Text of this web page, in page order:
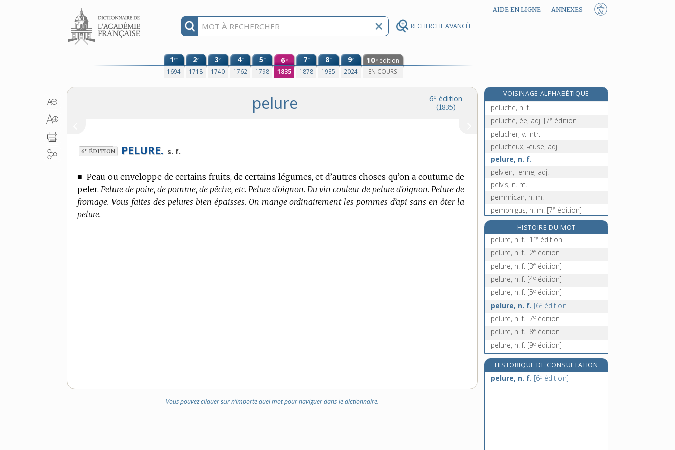
RECHERCHE AVANCÉE
Aller au contenu AIDE EN LIGNE ANNEXES
1re
1694
2e
1718
3e
1740
4e
1762
5e
1798
6e
1835
7e
1878
8e
1935
9e
2024
10e édition
EN COURS
6e édition
(1835)
pelure
6e ÉDITION PELURE. s. f.
■Peau ou enveloppe de certains fruits, de certains légumes, et d’autres choses qu’on a coutume de
peler. Pelure de poire, de pomme, de pêche, etc. Pelure d’oignon. Du vin couleur de pelure d’oignon. Pelure de
fromage. Vous faites des pelures bien épaisses. On mange ordinairement les pommes d’api sans en ôter la
pelure.
Vous pouvez cliquer sur n’importe quel mot pour naviguer dans le dictionnaire.
VOISINAGE ALPHABÉTIQUE
pelu, ue, adj.[7 eédition]
peluche, n. f.
peluché, ée, adj. [7e édition]
pelucher, v. intr.
pelucheux, -euse, adj.
pelure, n. f.
pelvien, -enne, adj.
pelvis, n. m.
pemmican, n. m.
pemphigus, n. m. [7e édition]
penaillon, n. m.[7eédition]
pénal, -ale, adj.
pénalement, adv.
pénalisation, n. f.
pénaliser, v. tr.
HISTOIRE DU MOT
pelure, n. f. [1 re édition]
pelure, n. f. [2e édition]
pelure, n. f. [3e édition]
pelure, n. f. [4e édition]
pelure, n. f. [5e édition]
pelure, n. f. [6e édition]
pelure, n. f. [7e édition]
pelure, n. f. [8e édition]
pelure, n. f. [9e édition]
HISTORIQUE DE CONSULTATION
pelure, n. f. [6e édition]